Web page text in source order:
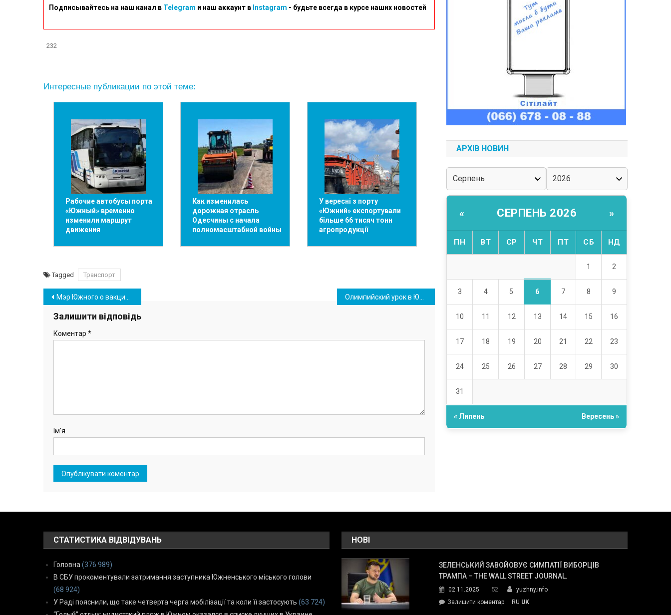
Подписывайтесь на наш канал в Telegram и наш аккаунт в Instagram - будьте всегда в курсе наших новостей
232
Интересные публикации по этой теме:
Рабочие автобусы порта
«Южный» временно
изменили маршрут
движения
Как изменилась
дорожная отрасль
Одесчины с начала
полномасштабной войны
У вересні з порту
«Южний» експортували
більше 66 тисяч тонн
агропродукції
Tagged Транспорт
Навігація
записів
Мэр Южного о вакцинации педагогов и увеличении случаев COVID-19
Залишити відповідь
Коментар *
Ім'я
АРХІВ НОВИН
« СЕРПЕНЬ 2026 »
ПН ВТ СР ЧТ ПТ СБ НД
1 2
3 4 5 6 7 8 9
10 11 12 13 14 15 16
17 18 19 20 21 22 23
24 25 26 27 28 29 30
31
« Липень Вересень »
СТАТИСТИКА ВІДВІДУВАНЬ
Головна (376 989)
В СБУ прокоментували затримання заступника Южненського міського голови
(68 924)
У Раді пояснили, що таке четверта черга мобілізації та коли її застосують (63 724)
НОВІ
ЗЕЛЕНСЬКИЙ ЗАВОЙОВУЄ СИМПАТІЇ ВИБОРЦІВ
ТРАМПА – THE WALL STREET JOURNAL.
02.11.2025 52
yuzhny.info
Залишити коментарon
RU UK